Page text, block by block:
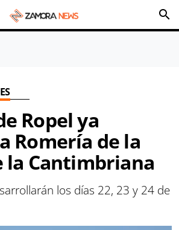
search
Ropel ya
Romería de la
la Cantimbriana
los días 22, 23 y 24 de